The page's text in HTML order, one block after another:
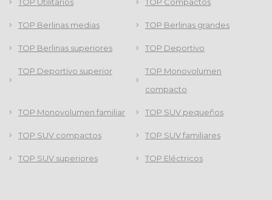
TOP Berlinas medias TOP Berlinas grandes
TOP Berlinas superiores TOP Deportivo
TOP Deportivo superior
TOP Monovolumen
compacto
TOP Monovolumen familiar TOP SUV pequeños
TOP SUV compactos TOP SUV familiares
TOP SUV superiores TOP Eléctricos